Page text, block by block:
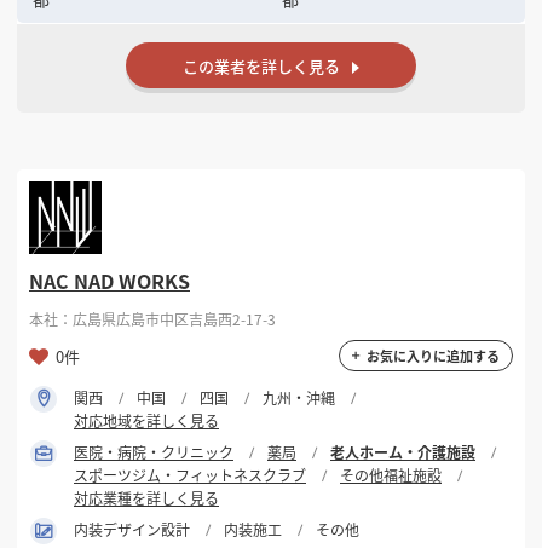
この業者を詳しく見る
NAC NAD WORKS
本社：広島県広島市中区吉島西2-17-3
0件 お気に入りに追加する
関西 中国 四国
九州・沖縄
対応地域を詳しく見る
医院・病院・クリニック
薬局
老人ホーム・介護施設
スポーツジム・フィットネスクラブ
その他福祉施設
対応業種を詳しく見る
内装デザイン設計
内装施工 その他